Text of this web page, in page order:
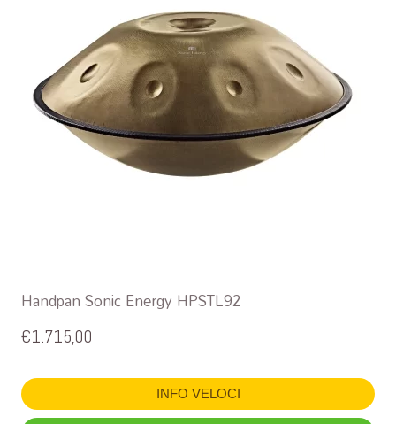
Handpan Sonic Energy HPSTL92
€1.715,00
INFO VELOCI